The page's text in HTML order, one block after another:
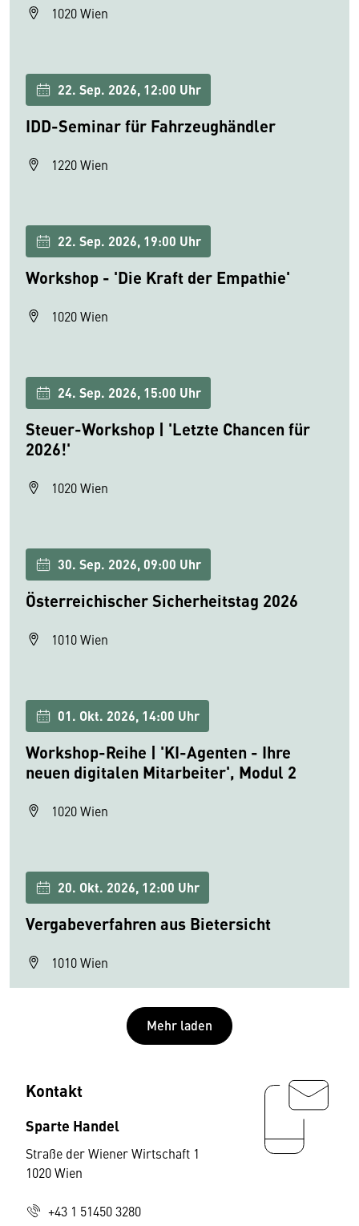
1020 Wien
22. Sep. 2026, 12:00 Uhr
IDD-Seminar für Fahrzeughändler
1220 Wien
22. Sep. 2026, 19:00 Uhr
Workshop - 'Die Kraft der Empathie'
1020 Wien
24. Sep. 2026, 15:00 Uhr
Steuer-Workshop | 'Letzte Chancen für
2026!'
1020 Wien
30. Sep. 2026, 09:00 Uhr
Österreichischer Sicherheitstag 2026
1010 Wien
01. Okt. 2026, 14:00 Uhr
Workshop-Reihe | 'KI-Agenten - Ihre
neuen digitalen Mitarbeiter', Modul 2
1020 Wien
20. Okt. 2026, 12:00 Uhr
Vergabeverfahren aus Bietersicht
1010 Wien
Mehr laden
Kontakt
Sparte Handel
Straße der Wiener Wirtschaft 1
1020 Wien
+43 1 51450 3280